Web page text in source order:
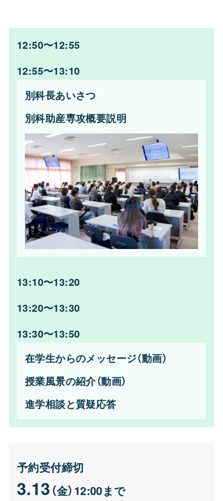
12:50〜12:55
12:55〜13:10
別科長あいさつ
別科助産専攻概要説明
13:10〜13:20
13:20〜13:30
13:30〜13:50
在学生からのメッセージ（動画）
授業風景の紹介（動画）
進学相談と質疑応答
予約受付締切
3.13（金）12:00まで